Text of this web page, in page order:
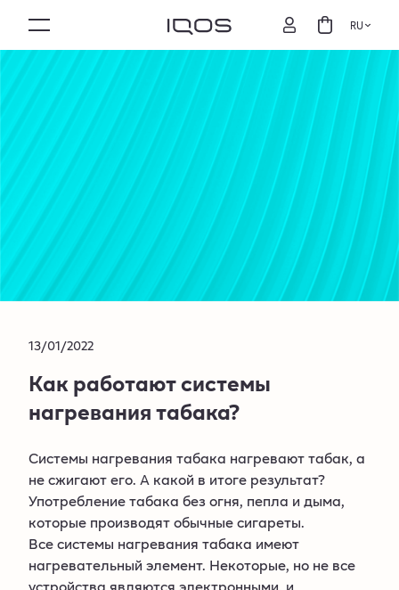
RU
13/01/2022
Как работают системы
нагревания табака?
Системы нагревания табака нагревают табак, а
не сжигают его. А какой в итоге результат?
Употребление табака без огня, пепла и дыма,
которые производят обычные сигареты.
Все системы нагревания табака имеют
нагревательный элемент. Некоторые, но не все